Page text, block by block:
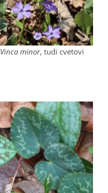
Vinca minor, tudi cvetovi